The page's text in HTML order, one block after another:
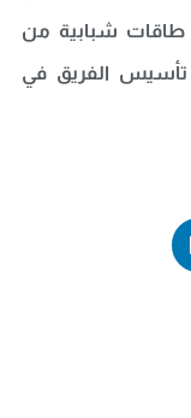
طاقات شبابية من
الفريق في